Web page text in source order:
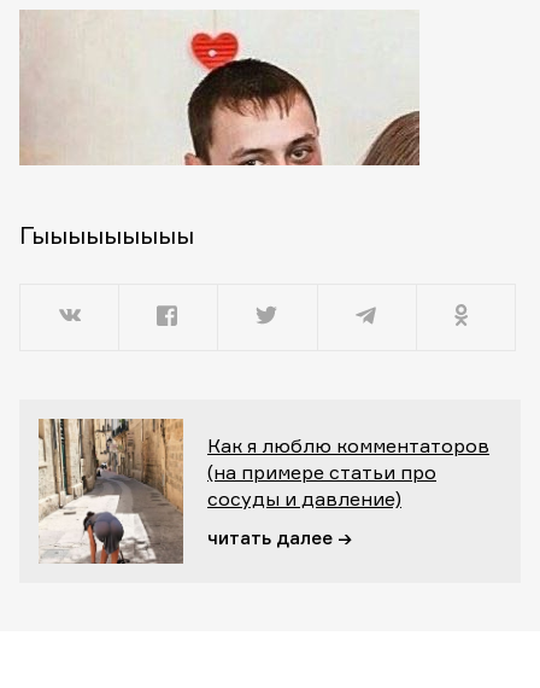
Гыыыыыыыыы
Как я люблю комментаторов
(на примере статьи про
сосуды и давление)
читать далее →